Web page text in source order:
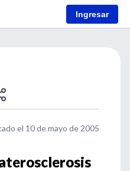
Ingresar
el 10 de mayo de 2005